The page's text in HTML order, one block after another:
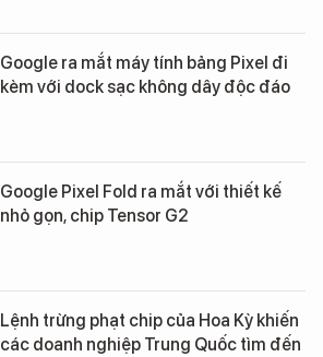
Google ra mắt máy tính bảng Pixel đi
kèm với dock sạc không dây độc đáo
Google Pixel Fold ra mắt với thiết kế
nhỏ gọn, chip Tensor G2
Lệnh trừng phạt chip của Hoa Kỳ khiến
các doanh nghiệp Trung Quốc tìm đến